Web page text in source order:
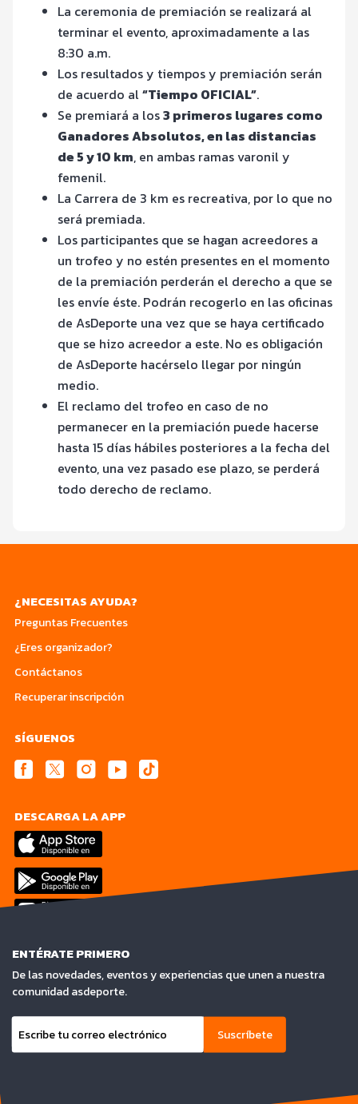
La ceremonia de premiación se realizará al
terminar el evento, aproximadamente a las
8:30 a.m.
Los resultados y tiempos y premiación serán
de acuerdo al“Tiempo OFICIAL”.
Se premiará a los3 primeros lugares como
Ganadores Absolutos, en las distancias
de 5 y 10 km, en ambas ramas varonil y
femenil.
La Carrera de 3 km es recreativa, por lo que no
será premiada.
Los participantes que se hagan acreedores a
un trofeo y no estén presentes en el momento
de la premiación perderán el derecho a que se
les envíe éste. Podrán recogerlo en las oficinas
de AsDeporte una vez que se haya certificado
que se hizo acreedor a este. No es obligación
de AsDeporte hacérselo llegar por ningún
medio.
El reclamo del trofeo en caso de no
permanecer en la premiación puede hacerse
hasta 15 días hábiles posteriores a la fecha del
evento, una vez pasado ese plazo, se perderá
todo derecho de reclamo.
¿NECESITAS AYUDA?
Preguntas Frecuentes
¿Eres organizador?
Contáctanos
Recuperar inscripción
SÍGUENOS
DESCARGA LA APP
ENTÉRATE PRIMERO
De las novedades, eventos y experiencias que unen a nuestra
comunidad asdeporte.
Suscríbete